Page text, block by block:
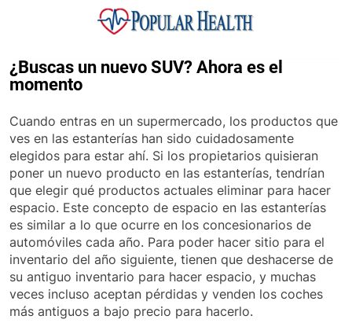
Popular Health
¿Buscas un nuevo SUV? Ahora es el
momento
Cuando entras en un supermercado, los productos que
ves en las estanterías han sido cuidadosamente
elegidos para estar ahí. Si los propietarios quisieran
poner un nuevo producto en las estanterías, tendrían
que elegir qué productos actuales eliminar para hacer
espacio. Este concepto de espacio en las estanterías
es similar a lo que ocurre en los concesionarios de
automóviles cada año. Para poder hacer sitio para el
inventario del año siguiente, tienen que deshacerse de
su antiguo inventario para hacer espacio, y muchas
veces incluso aceptan pérdidas y venden los coches
más antiguos a bajo precio para hacerlo.